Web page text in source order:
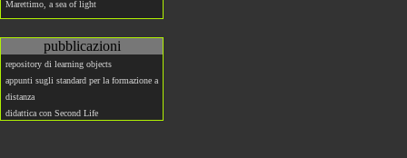
Marettimo, a sea of light
pubblicazioni
repository di learning objects
appunti sugli standard per la formazione a
distanza
didattica con Second Life